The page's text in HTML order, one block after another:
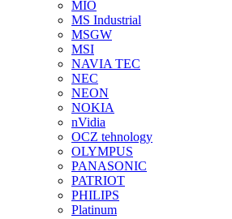
MIO
MS Industrial
MSGW
MSI
NAVIA TEC
NEC
NEON
NOKIA
nVidia
OCZ tehnology
OLYMPUS
PANASONIC
PATRIOT
PHILIPS
Platinum